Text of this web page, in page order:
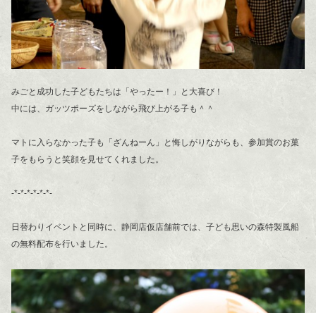
みごと成功した子どもたちは「やったー！」と大喜び！
中には、ガッツポーズをしながら飛び上がる子も＾＾
マトに入らなかった子も「ざんねーん」と悔しがりながらも、参加賞のお菓
子をもらうと笑顔を見せてくれました。
-*-*-*-*-*-*-
日替わりイベントと同時に、静岡店仮店舗前では、子ども思いの森特製風船
の無料配布を行いました。